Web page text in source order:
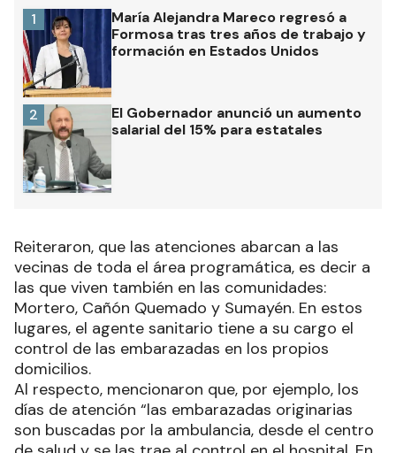
María Alejandra Mareco regresó a
Formosa tras tres años de trabajo y
formación en Estados Unidos
1
El Gobernador anunció un aumento
salarial del 15% para estatales
2
Reiteraron, que las atenciones abarcan a las
vecinas de toda el área programática, es decir a
las que viven también en las comunidades:
Mortero, Cañón Quemado y Sumayén. En estos
lugares, el agente sanitario tiene a su cargo el
control de las embarazadas en los propios
domicilios.
Al respecto, mencionaron que, por ejemplo, los
días de atención “las embarazadas originarias
son buscadas por la ambulancia, desde el centro